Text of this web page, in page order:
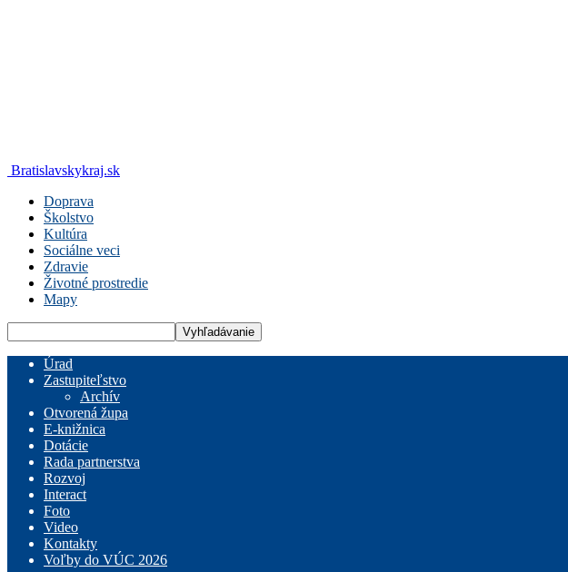
Bratislavskykraj.sk
Doprava
Školstvo
Kultúra
Sociálne veci
Zdravie
Životné prostredie
Mapy
Úrad
Zastupiteľstvo
Archív
Otvorená župa
E-knižnica
Dotácie
Rada partnerstva
Rozvoj
Interact
Foto
Video
Kontakty
Voľby do VÚC 2026